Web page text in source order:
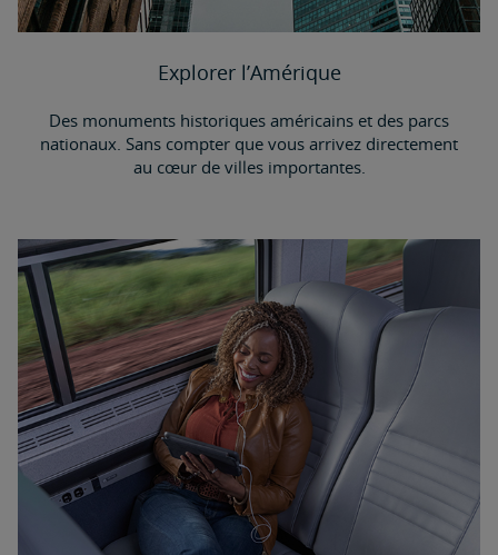
Explorer l’Amérique
Des monuments historiques américains et des parcs
nationaux. Sans compter que vous arrivez directement
au cœur de villes importantes.